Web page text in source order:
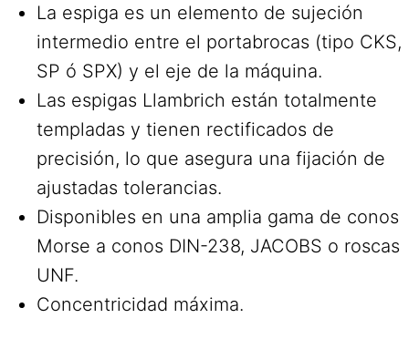
La espiga es un elemento de sujeción
intermedio entre el portabrocas (tipo CKS,
SP ó SPX) y el eje de la máquina.
Las espigas Llambrich están totalmente
templadas y tienen rectificados de
precisión, lo que asegura una fijación de
ajustadas tolerancias.
Disponibles en una amplia gama de conos
Morse a conos DIN-238, JACOBS o roscas
UNF.
Concentricidad máxima.